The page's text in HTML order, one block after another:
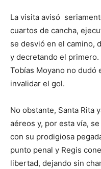
La visita avisó
cuartos de cancha,
se desvió en el camino,
y decretando el
Tobías Moyano no dudó
invalidar el gol.
No obstante, Santa Rita
aéreos y, por esta vía,
con su prodigiosa
punto penal y Regis
libertad, dejando sin